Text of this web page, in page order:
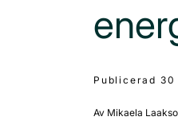
Publicerad 30
Av Mikaela Laakso